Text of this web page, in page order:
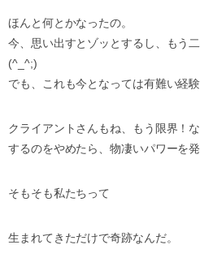
ほんと何とかなったの。
今、思い出すとゾッとするし、もう
(^_^;)
でも、これも今となっては有難い経験
クライアントさんもね、もう限界！
するのをやめたら、物凄いパワーを
そもそも私たちって
生まれてきただけで奇跡なんだ。